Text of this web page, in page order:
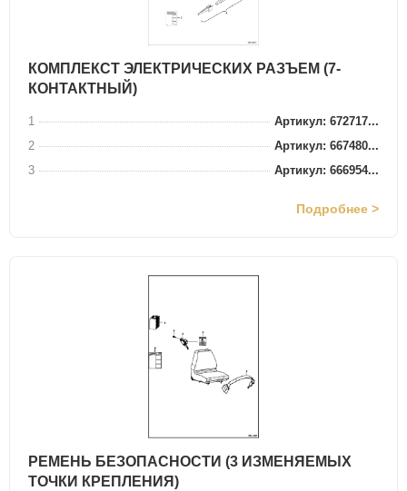
КОМПЛЕКСТ ЭЛЕКТРИЧЕСКИХ РАЗЪЕМ (7-
КОНТАКТНЫЙ)
1
Артикул: 672717...
2
Артикул: 667480...
3
Артикул: 666954...
Подробнее >
РЕМЕНЬ БЕЗОПАСНОСТИ (3 ИЗМЕНЯЕМЫХ
ТОЧКИ КРЕПЛЕНИЯ)